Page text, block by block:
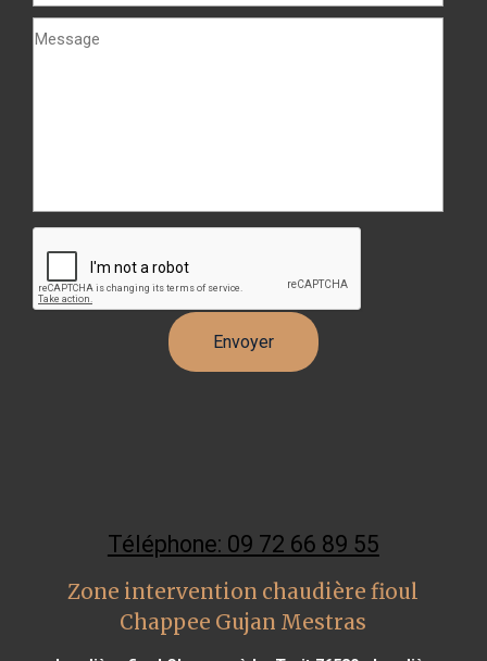
Téléphone: 09 72 66 89 55
Zone intervention chaudière fioul
Chappee Gujan Mestras